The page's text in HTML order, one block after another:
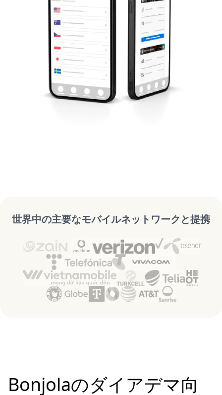
世界中の主要なモバイルネットワークと提携
Bonjolaのダイアデマ向